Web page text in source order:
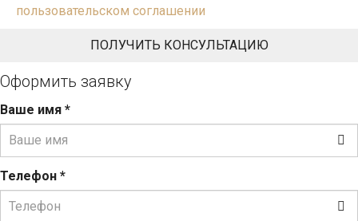
пользовательском соглашении
Оформить заявку
Ваше имя *
Телефон *